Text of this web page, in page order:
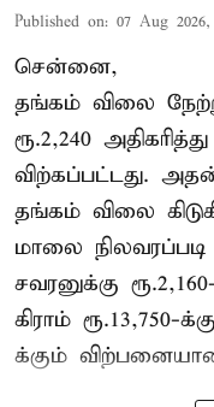
Published on: 07 Aug
சென்னை,
தங்கம் விலை
ரூ.2,240
விற்கப்பட்டது.
தங்கம் விலை
மாலை நிலவரப்படி
சவரனுக்கு
கிராம் ரூ.13,750-
க்கும்